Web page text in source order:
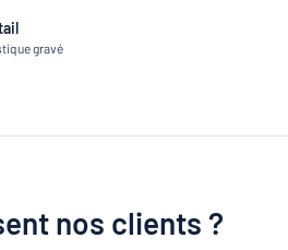
gravé
nos clients ?